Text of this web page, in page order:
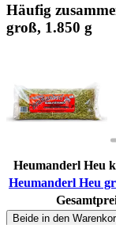
Häufig
groß, 1.850 g
Heumanderl Heu
Heumanderl Heu
Beide in den